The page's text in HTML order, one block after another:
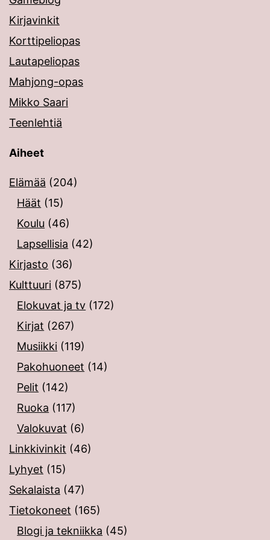
Kirjavinkit
Korttipeliopas
Lautapeliopas
Mahjong-opas
Mikko Saari
Teenlehtiä
Aiheet
Elämää (204)
Häät (15)
Koulu (46)
Lapsellisia (42)
Kirjasto (36)
Kulttuuri (875)
Elokuvat ja tv (172)
Kirjat (267)
Musiikki (119)
Pakohuoneet (14)
Pelit (142)
Ruoka (117)
Valokuvat (6)
Linkkivinkit (46)
Lyhyet (15)
Sekalaista (47)
Tietokoneet (165)
Blogi ja tekniikka (45)